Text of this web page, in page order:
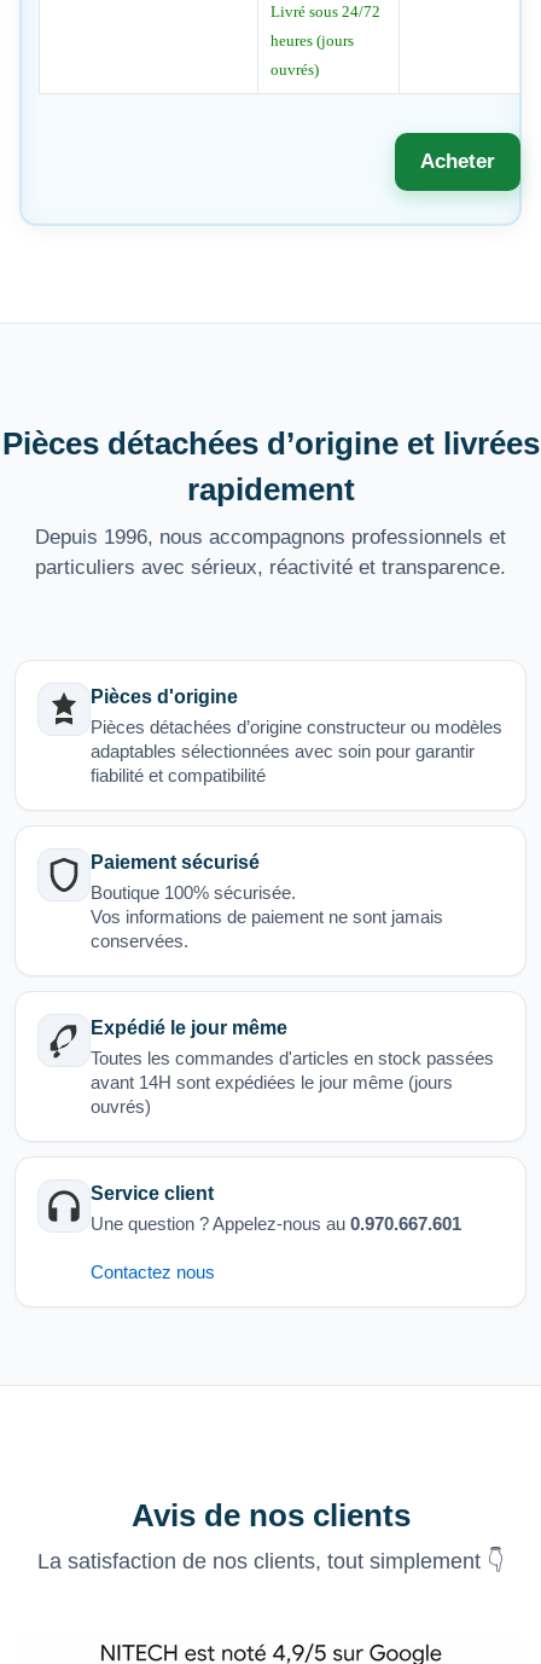
Livré sous 24/72
heures (jours
ouvrés)
Acheter
Pièces détachées d’origine et livrées
rapidement
Depuis 1996, nous accompagnons professionnels et
particuliers avec sérieux, réactivité et transparence.
Pièces d'origine
Pièces détachées d’origine constructeur ou modèles
adaptables sélectionnées avec soin pour garantir
fiabilité et compatibilité
Paiement sécurisé
Boutique 100% sécurisée.
Vos informations de paiement ne sont jamais
conservées.
Expédié le jour même
Toutes les commandes d'articles en stock passées
avant 14H sont expédiées le jour même (jours
ouvrés)
Service client
Une question ? Appelez-nous au 0.970.667.601
Contactez nous
Avis de nos clients
La satisfaction de nos clients, tout simplement 👇